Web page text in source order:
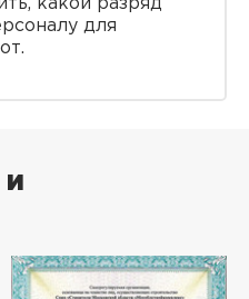
какой разряд
для
и